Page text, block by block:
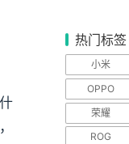
热门标签
小米
OPPO
荣耀
ROG